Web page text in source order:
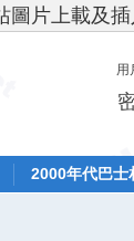
圖片上載及
用
2000年代巴士